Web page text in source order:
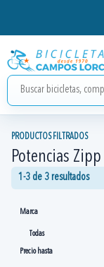
PRODUCTOS FILTRADOS
Potencias Zipp
1-3 de 3 resultados
Marca
Precio hasta